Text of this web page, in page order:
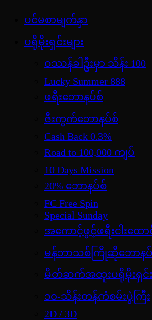
content
jdbKX News
အားကစားသတင်း | ရုပ်ရှင်အညွှန်း |
ဝတ္ထုတို
ပင်မစာမျက်နှာ
ပရိုမိုးရှင်းများ
ဝဿန်ခါဦးမှာ သိန်း 100
Lucky Summer 888
ဖရီးဘောနပ်စ်
ဇီးကွက်ဘောနပ်စ်
Cash Back 0.3%
Road to 100,000 ကျပ်
10 Days Mission
20% ဘောနပ်စ်
FC Free Spin
Special Sunday
အကောင့်ဖွင့်ဖရီးငါးထော
မန်ဘာသစ်ကြိုဆိုဘောန
မိတ်ဆက်အထူးပရိုမိုးရှင်း
၁၀-သိန်းတန်ကံစမ်းပွဲကြီး
2D / 3D